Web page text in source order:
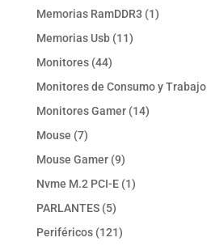
Memorias RamDDR3 11
Memorias Usb 1111
Monitores 4444
productos
Monitores de Consumo y Trabajo
Monitores Gamer 1414
Mouse 77
productos
Mouse Gamer 99
productos
Nvme M.2 PCI-E 11
PARLANTES 55
productos
Periféricos 121121